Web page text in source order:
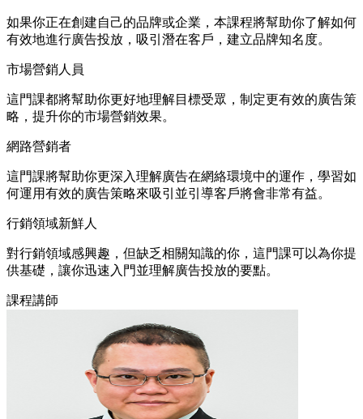
如果你正在創建自己的品牌或企業，本課程將幫助你了解如何
有效地進行廣告投放，吸引潛在客戶，建立品牌知名度。
市場營銷人員
這門課都將幫助你更好地理解目標受眾，制定更有效的廣告策
略，提升你的市場營銷效果。
網路營銷者
這門課將幫助你更深入理解廣告在網絡環境中的運作，學習如
何運用有效的廣告策略來吸引並引導客戶將會非常有益。
行銷領域新鮮人
對行銷領域感興趣，但缺乏相關知識的你，這門課可以為你提
供基礎，讓你迅速入門並理解廣告投放的要點。
課程講師